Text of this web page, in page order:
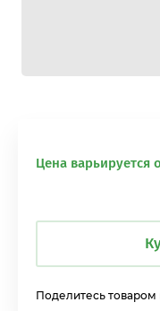
Цена варьируется
Поделитесь товаром